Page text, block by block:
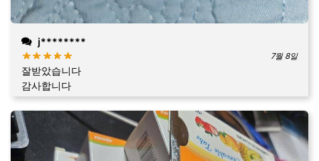
j********
7월 8일
잘받았습니다
감사합니다